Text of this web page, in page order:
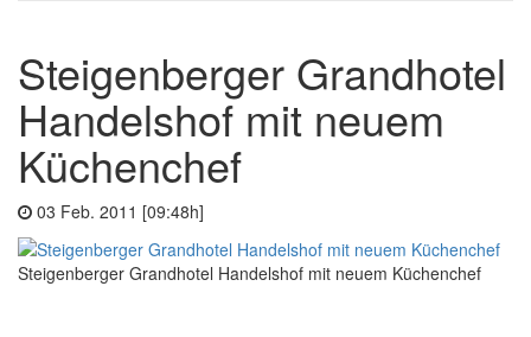
Steigenberger Grandhotel
Handelshof mit neuem
Küchenchef
03 Feb. 2011 [09:48h]
Steigenberger Grandhotel Handelshof mit neuem Küchenchef